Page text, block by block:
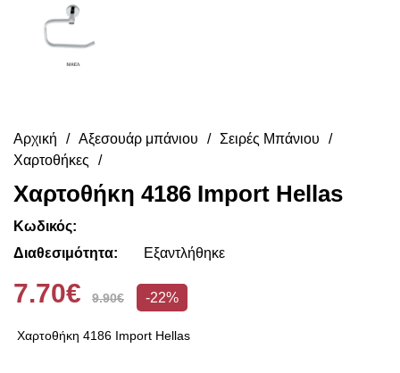
Αρχική Αξεσουάρ μπάνιου
Σειρές Μπάνιου
Χαρτοθήκες
Χαρτοθήκη 4186 Import Hellas
Κωδικός:
Διαθεσιμότητα:
Εξαντλήθηκε
7.70€ 9.90€ -22%
Χαρτοθήκη 4186 Import Hellas